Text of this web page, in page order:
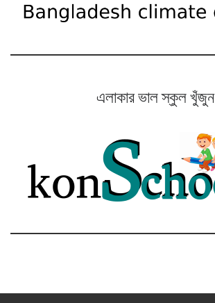
এলাকার ভাল স্কুল খুঁজুন